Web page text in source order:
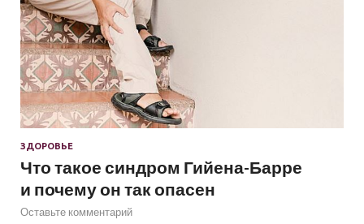
ЗДОРОВЬЕ
Что такое синдром Гийена-Барре
и почему он так опасен
Оставьте комментарий